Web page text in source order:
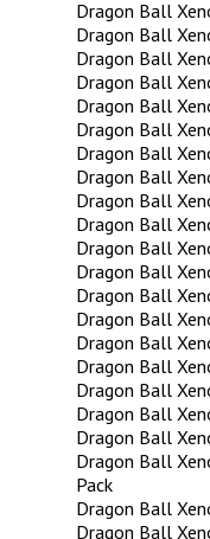
Dragon Ball
Dragon Ball
Dragon Ball
Dragon Ball
Dragon Ball
Dragon Ball
Dragon Ball
Dragon Ball
Dragon Ball
Dragon Ball
Dragon Ball
Dragon Ball
Dragon Ball
Dragon Ball
Dragon Ball
Dragon Ball
Dragon Ball
Dragon Ball
Dragon Ball
Dragon Ball
Pack
Dragon Ball
Dragon Ball